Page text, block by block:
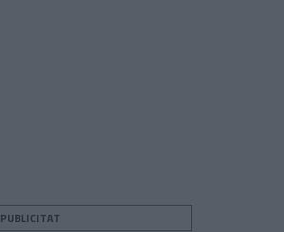
PUBLICITAT